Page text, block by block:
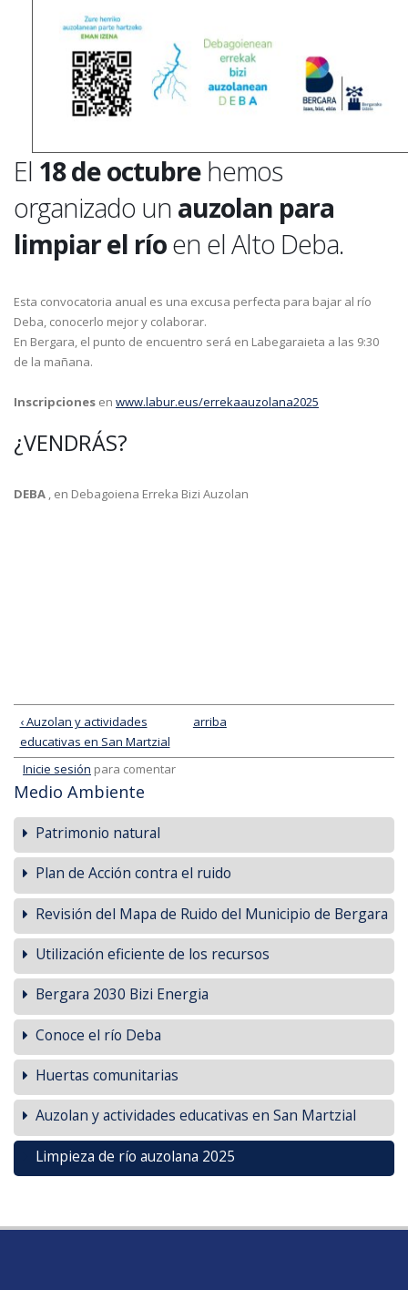
El 18 de octubre hemos
organizado un auzolan para
limpiar el ríoen el Alto Deba.
Esta convocatoria anual es una excusa perfecta para bajar al río
Deba, conocerlo mejor y colaborar.
En Bergara, el punto de encuentro será en Labegaraieta a las 9:30
de la mañana.
Inscripciones en www.labur.eus/errekaauzolana2025
¿VENDRÁS?
DEBA , en Debagoiena Erreka Bizi Auzolan
‹ Auzolan y actividades
educativas en San Martzial
arriba
Inicie sesión para comentar
Medio Ambiente
Patrimonio natural
Plan de Acción contra el ruido
Revisión del Mapa de Ruido del Municipio de Bergara
Utilización eficiente de los recursos
Bergara 2030 Bizi Energia
Conoce el río Deba
Huertas comunitarias
Auzolan y actividades educativas en San Martzial
Limpieza de río auzolana 2025